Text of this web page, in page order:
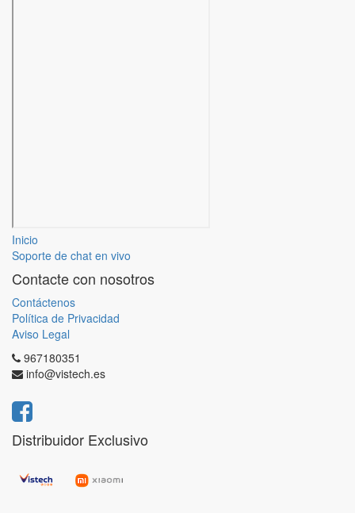
Inicio
Soporte de chat en vivo
Contacte con nosotros
Contáctenos
Política de Privacidad
Aviso Legal
967180351
info@vistech.es
Distribuidor Exclusivo